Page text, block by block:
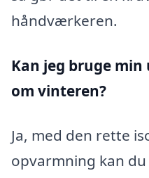
håndværkeren.
Kan jeg bruge
om vinteren?
Ja, med den rette
opvarmning kan